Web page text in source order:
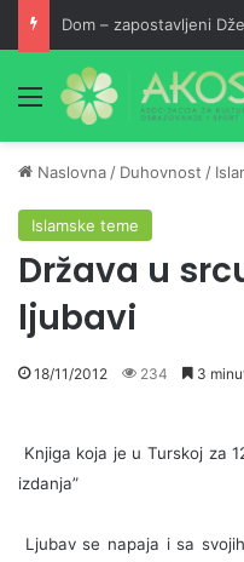
Dom – zapostavljeni
Meni
Naslovna / Duhovnost /
Islamske teme
Država u
ljubavi
18/11/2012 234 3
Knjiga koja je u Turskoj za
izdanja”
Ljubav se napaja i sa